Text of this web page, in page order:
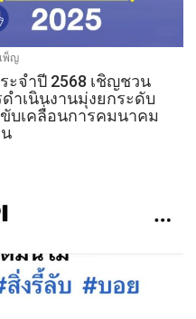
พ็ญ
ะจำปี 2568 เชิญชวน
ำเนินงานมุ่งยกระดับ
บเคลื่อนการคมนาคม